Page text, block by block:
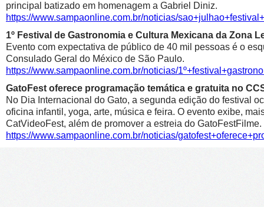
principal batizado em homenagem a Gabriel Diniz.
https://www.sampaonline.com.br/noticias/
1º Festival de Gastronomia e Cultura Mexicana da Zona
Evento com expectativa de público de 40 mil pessoas é o
Consulado Geral do México de São Paulo.
https://www.sampaonline.com.br/noticias/
GatoFest oferece programação temática e gratuita no
No Dia Internacional do Gato, a segunda edição do festival
oficina infantil, yoga, arte, música e feira. O evento exibe,
CatVideoFest, além de promover a estreia do GatoFestFilme.
https://www.sampaonline.com.br/noticias/